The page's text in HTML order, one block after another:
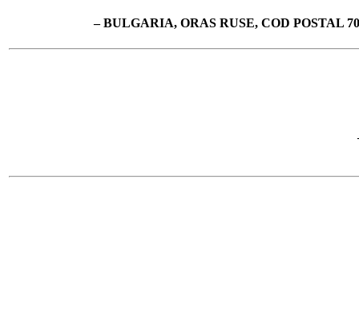
– BULGARIA, ORAS RUSE, COD POSTAL